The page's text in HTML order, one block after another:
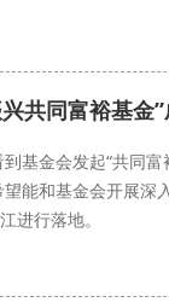
共同富裕基金”
基金会发起“共同
能和基金会开展深
进行落地。